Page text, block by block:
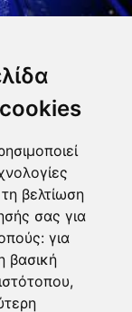
βελτίωση
σας για
για
βασική
,
2026
Services
|Δήλωση
Cookies
(ΕΕ)